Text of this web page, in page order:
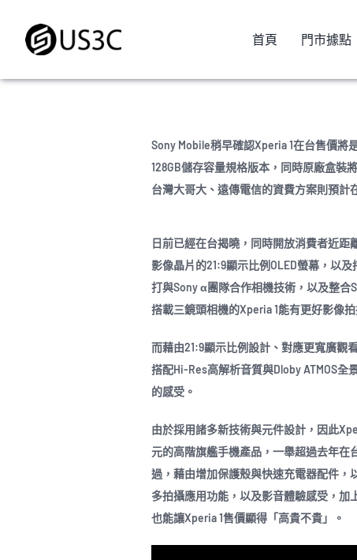
content
首頁 門市據點
Sony Mobile稍早確認Xperia 1在台售價將
128GB儲存容量規格版本，同時原廠盒裝
台灣大哥大、遠傳電信的資費方案則預計
日前已經在台揭曉，同時開放消費者近距
影像晶片的21:9顯示比例OLED螢幕，以
打與Sony α團隊合作相機技術，以及整
搭載三鏡頭相機的Xperia 1能有更好影像拍
而藉由21:9顯示比例設計、對應更寬廣觀
搭配Hi-Res高解析音質與Dloby ATMOS
的感受。
由於採用諸多新技術與元件設計，因此
元的高階旗艦手機產品，一舉超過去年在
過，藉由增加保護殼與快速充電器配件，
多拍攝應用功能，以及影音體驗感受，
也能讓Xperia 1售價顯得「高貴不貴」。